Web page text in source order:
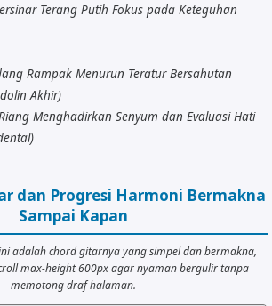
Terang Putih Fokus pada Keteguhan
Rampak Menurun Teratur Bersahutan
Akhir)
Menghadirkan Senyum dan Evaluasi Hati
dan Progresi Harmoni Bermakna
Sampai Kapan
adalah chord gitarnya yang simpel dan bermakna,
max-height 600px agar nyaman bergulir tanpa
memotong draf halaman.